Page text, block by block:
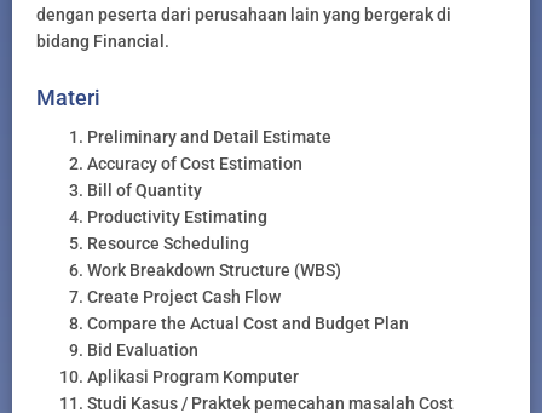
dengan peserta dari perusahaan lain yang bergerak di
bidang Financial.
Materi
Preliminary and Detail Estimate
Accuracy of Cost Estimation
Bill of Quantity
Productivity Estimating
Resource Scheduling
Work Breakdown Structure (WBS)
Create Project Cash Flow
Compare the Actual Cost and Budget Plan
Bid Evaluation
Aplikasi Program Komputer
Studi Kasus / Praktek pemecahan masalah Cost